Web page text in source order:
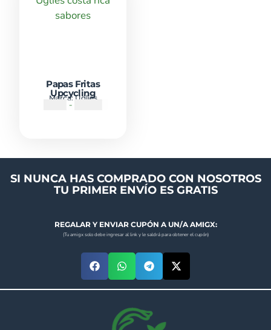
Papas Fritas
Upcycling
Marca:Uglies
-
SI NUNCA HAS COMPRADO CON NOSOTROS
TU PRIMER ENVÍO ES GRATIS
REGALAR Y ENVIAR CUPÓN A UN/A AMIGX:
(Tu amigx solo debe ingresar al link y le saldrá para obtener el cupón)